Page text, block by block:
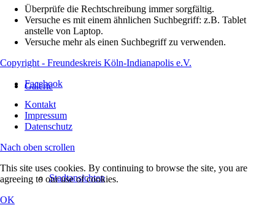
Galerie
Stadtansichten
Überprüfe die Rechtschreibung immer sorgfältig.
Versuche es mit einem ähnlichen Suchbegriff: z.B. Tablet
anstelle von Laptop.
Versuche mehr als einen Suchbegriff zu verwenden.
Copyright - Freundeskreis Köln-Indianapolis e.V.
Facebook
Kontakt
Impressum
Datenschutz
Nach oben scrollen
This site uses cookies. By continuing to browse the site, you are
agreeing to our use of cookies.
OK